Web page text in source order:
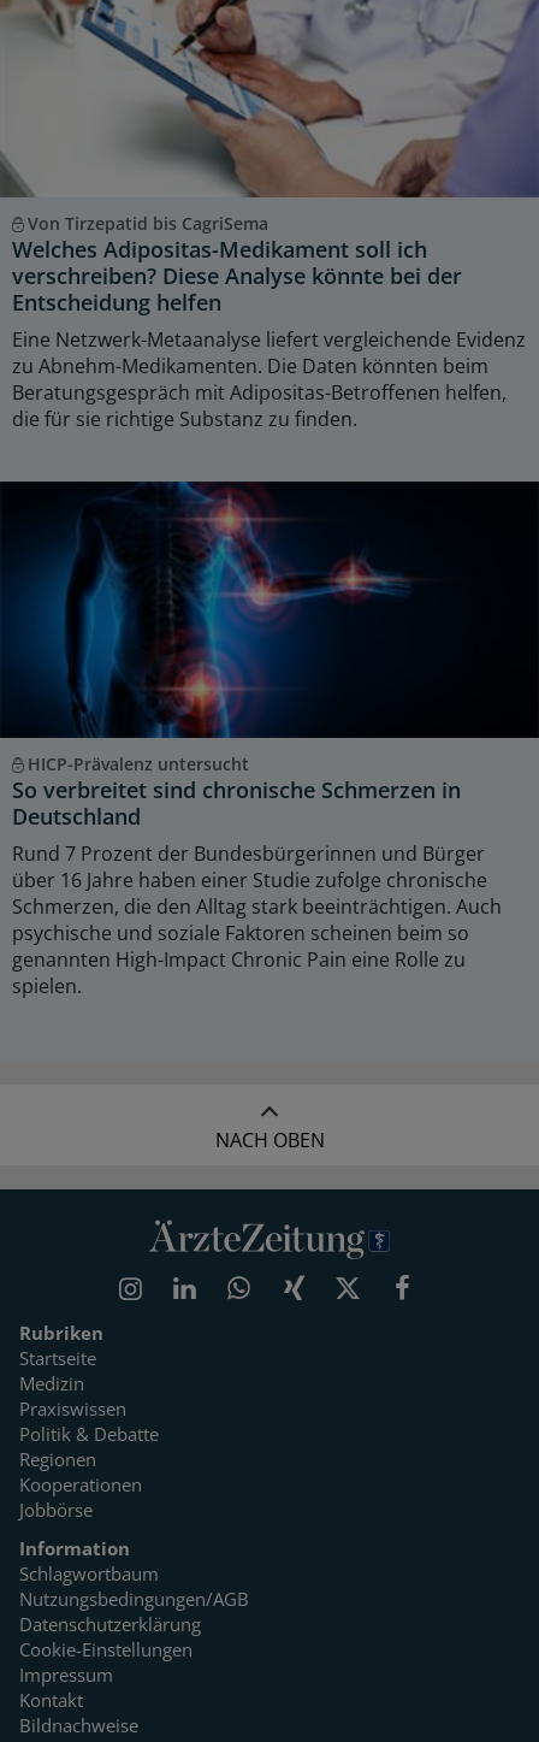
Von Tirzepatid bis CagriSema
Welches Adipositas-Medikament soll ich
verschreiben? Diese Analyse könnte bei der
Entscheidung helfen
Eine Netzwerk-Metaanalyse liefert vergleichende Evidenz
zu Abnehm-Medikamenten. Die Daten könnten beim
Beratungsgespräch mit Adipositas-Betroffenen helfen,
die für sie richtige Substanz zu finden.
HICP-Prävalenz untersucht
So verbreitet sind chronische Schmerzen in
Deutschland
Rund 7 Prozent der Bundesbürgerinnen und Bürger
über 16 Jahre haben einer Studie zufolge chronische
Schmerzen, die den Alltag stark beeinträchtigen. Auch
psychische und soziale Faktoren scheinen beim so
genannten High-Impact Chronic Pain eine Rolle zu
spielen.
NACH OBEN
Rubriken
Startseite
Medizin
Praxiswissen
Politik & Debatte
Regionen
Kooperationen
Jobbörse
Information
Schlagwortbaum
Nutzungsbedingungen/AGB
Datenschutzerklärung
Cookie-Einstellungen
Impressum
Kontakt
Bildnachweise